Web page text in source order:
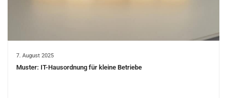
7. August 2025
Muster: IT-Hausordnung für kleine Betriebe